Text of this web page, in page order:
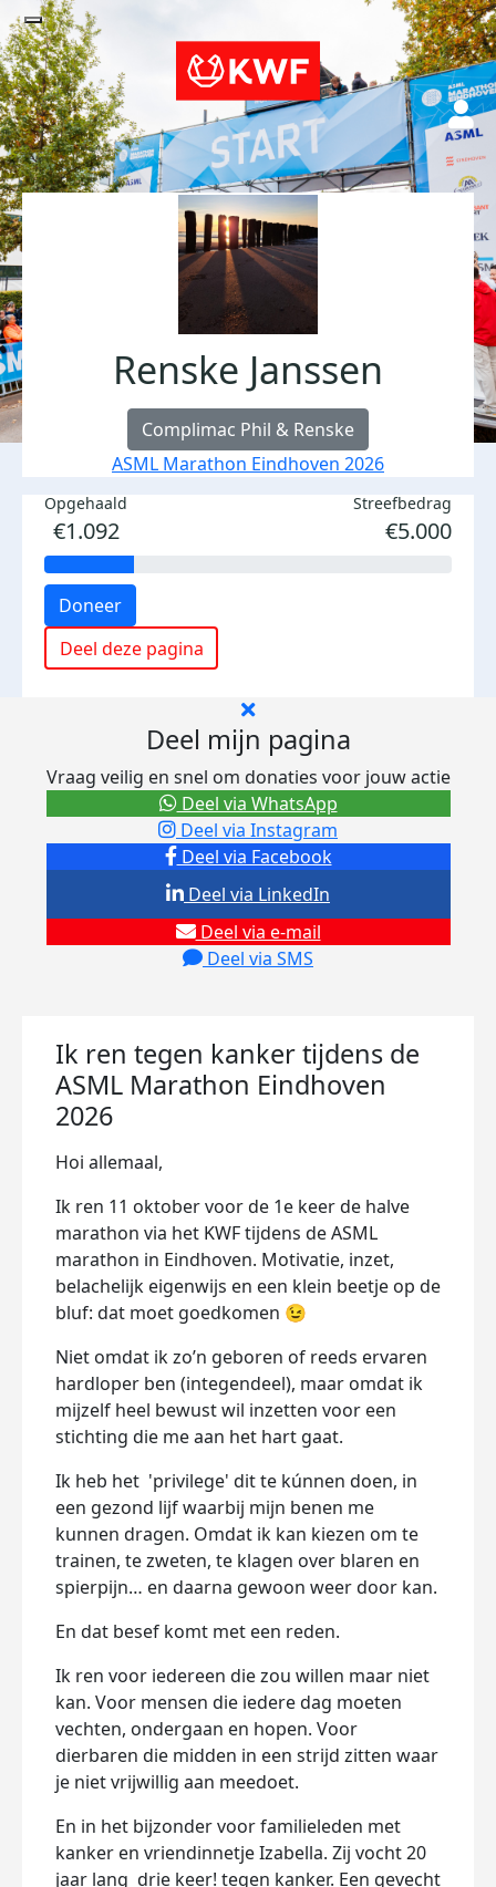
Renske Janssen
Complimac Phil & Renske
ASML Marathon Eindhoven 2026
Opgehaald
€1.092
Streefbedrag
€5.000
Doneer
Deel deze pagina
Deel mijn pagina
Vraag veilig en snel om donaties voor jouw actie
Deel via Facebook
Deel via Instagram
Deel via e-mail
Deel via SMS
Deel via LinkedIn
Deel via WhatsApp
Ik ren tegen kanker tijdens de
ASML Marathon Eindhoven
2026
Hoi allemaal,
Ik ren 11 oktober voor de 1e keer de halve
marathon via het KWF tijdens de ASML
marathon in Eindhoven. Motivatie, inzet,
belachelijk eigenwijs en een klein beetje op de
bluf: dat moet goedkomen 😉
Niet omdat ik zo’n geboren of reeds ervaren
hardloper ben (integendeel), maar omdat ik
mijzelf heel bewust wil inzetten voor een
stichting die me aan het hart gaat.
Ik heb het 'privilege' dit te kúnnen doen, in
een gezond lijf waarbij mijn benen me
kunnen dragen. Omdat ik kan kiezen om te
trainen, te zweten, te klagen over blaren en
spierpijn… en daarna gewoon weer door kan.
En dat besef komt met een reden.
Ik ren voor iedereen die zou willen maar niet
kan. Voor mensen die iedere dag moeten
vechten, ondergaan en hopen. Voor
dierbaren die midden in een strijd zitten waar
je niet vrijwillig aan meedoet.
En in het bijzonder voor familieleden met
kanker en vriendinnetje Izabella. Zij vocht 20
jaar lang drie keer! tegen kanker. Een gevecht